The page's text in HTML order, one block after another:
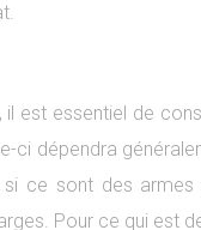
est essentiel de
ci dépendra
ce sont des
Pour ce qui est